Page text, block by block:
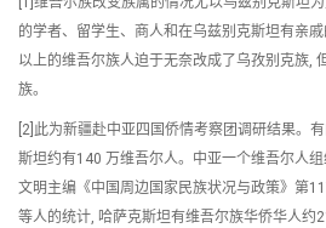
的学者、留学生、商人和在乌兹别克斯坦有亲
以上的维吾尔族人迫于无奈改成了乌孜别克族,
族。
[2]此为新疆赴中亚四国侨情考察团调研结果。
斯坦约有140 万维吾尔人。中亚一个维吾尔人
文明主编《中国周边国家民族状况与政策》第
等人的统计, 哈萨克斯坦有维吾尔族华侨华人约